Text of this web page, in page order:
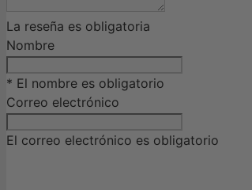
La reseña es obligatoria
Nombre
* El nombre es obligatorio
Correo electrónico
El correo electrónico es obligatorio